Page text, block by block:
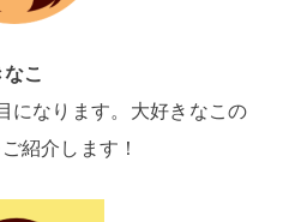
なこ
になります。大好きなこの
紹介します！